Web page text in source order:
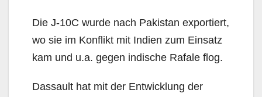
Die J-10C wurde nach Pakistan exportiert,
wo sie im Konflikt mit Indien zum Einsatz
kam und u.a. gegen indische Rafale flog.
Dassault hat mit der Entwicklung der